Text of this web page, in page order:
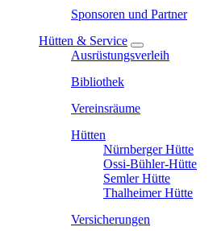
Sponsoren und Partner
Hütten & Service
Ausrüstungsverleih
Bibliothek
Vereinsräume
Hütten
Nürnberger Hütte
Ossi-Bühler-Hütte
Semler Hütte
Thalheimer Hütte
Versicherungen